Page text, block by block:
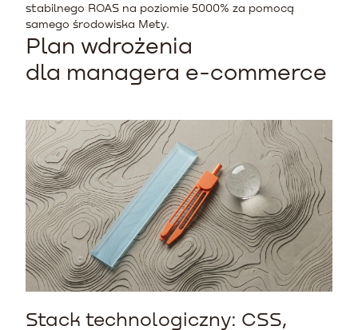
stabilnego ROAS na poziomie 5000% za pomocą
samego środowiska Mety.
Plan wdrożenia
dla managera e-commerce
Stack technologiczny: CSS,